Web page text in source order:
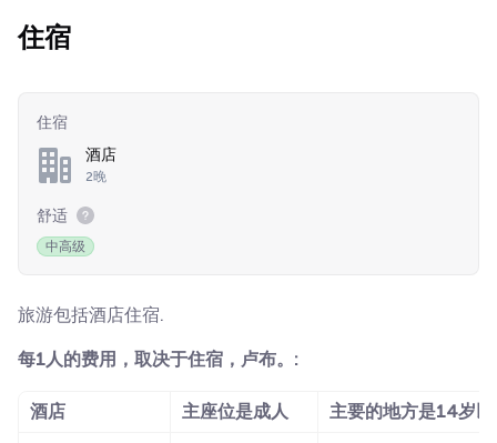
住宿
住宿
酒店
2晚
舒适
中高级
旅游包括酒店住宿.
每1人的费用，取决于住宿，卢布。:
酒店 主座位是成人
主要的地方是14岁